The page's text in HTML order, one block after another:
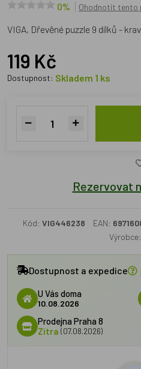
0% Ohodnotit tento
VIGA, Dřevěné puzzle 9 dílků -
119 Kč
Dostupnost: Skladem 1 ks
Rezervovat
Kód: VIG446238 EAN:
Výrobce:
Dostupnost a expedice
U Vás doma
10.08.2026
Prodejna Praha 8
Zítra (07.08.2026)